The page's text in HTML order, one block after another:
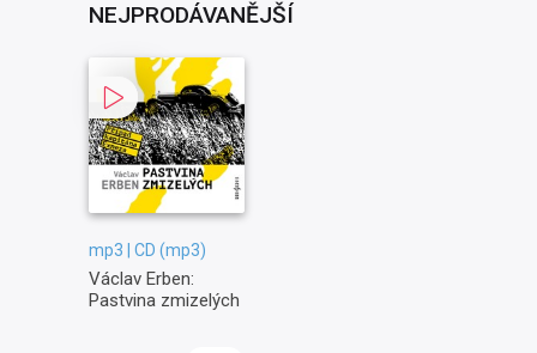
NEJPRODÁVANĚJŠÍ
mp3 | CD (mp3)
Václav Erben:
Pastvina zmizelých